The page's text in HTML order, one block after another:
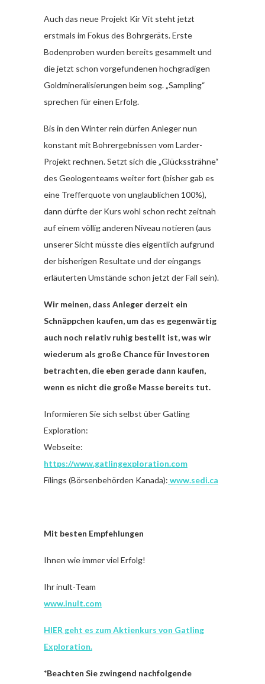
Auch das neue Projekt Kir Vit steht jetzt
erstmals im Fokus des Bohrgeräts. Erste
Bodenproben wurden bereits gesammelt und
die jetzt schon vorgefundenen hochgradigen
Goldmineralisierungen beim sog. „Sampling“
sprechen für einen Erfolg.
Bis in den Winter rein dürfen Anleger nun
konstant mit Bohrergebnissen vom Larder-
Projekt rechnen. Setzt sich die „Glückssträhne“
des Geologenteams weiter fort (bisher gab es
eine Trefferquote von unglaublichen 100%),
dann dürfte der Kurs wohl schon recht zeitnah
auf einem völlig anderen Niveau notieren (aus
unserer Sicht müsste dies eigentlich aufgrund
der bisherigen Resultate und der eingangs
erläuterten Umstände schon jetzt der Fall sein).
Wir meinen, dass Anleger derzeit ein
Schnäppchen kaufen, um das es gegenwärtig
auch noch relativ ruhig bestellt ist, was wir
wiederum als große Chance für Investoren
betrachten, die eben gerade dann kaufen,
wenn es nicht die große Masse bereits tut.
Informieren Sie sich selbst über Gatling
Exploration:
Webseite:
https://www.gatlingexploration.com
Filings (Börsenbehörden Kanada): www.sedi.ca
Mit besten Empfehlungen
Ihnen wie immer viel Erfolg!
Ihr inult-Team
www.inult.com
HIER geht es zum Aktienkurs von Gatling
Exploration.
*Beachten Sie zwingend nachfolgende